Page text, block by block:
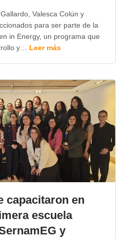
Valesca Colún y
para ser parte de la
in Energy, un programa que
y… Leer más
capacitaron en
escuela
y